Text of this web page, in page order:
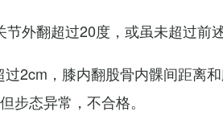
外翻超过20度，或虽未超过前
2cm，膝内翻股骨内髁间距离
步态异常，不合格。